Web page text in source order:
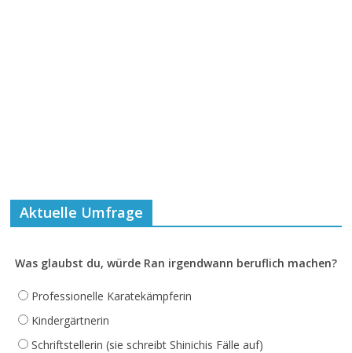
Aktuelle Umfrage
Was glaubst du, würde Ran irgendwann beruflich machen?
Professionelle Karatekämpferin
Kindergärtnerin
Schriftstellerin (sie schreibt Shinichis Fälle auf)